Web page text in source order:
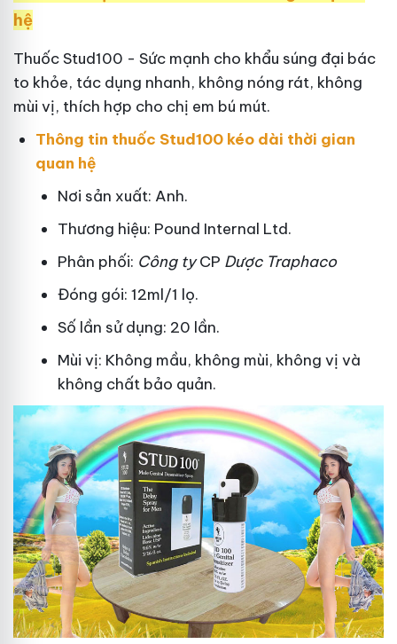
hệ
Thuốc Stud100 - Sức mạnh cho khẩu súng đại bác
to khỏe, tác dụng nhanh, không nóng rát, không
mùi vị, thích hợp cho chị em bú mút.
Thông tin thuốc Stud100 kéo dài thời gian
quan hệ
Nơi sản xuất: Anh.
Thương hiệu: Pound Internal Ltd.
Phân phối: Công tyCP Dược Traphaco
Đóng gói: 12ml/1 lọ.
Số lần sử dụng: 20 lần.
Mùi vị: Không mầu, không mùi, không vị và
không chất bảo quản.